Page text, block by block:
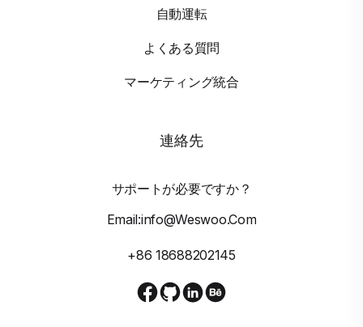
自動運転
よくある質問
マーケティング統合
連絡先
サポートが必要ですか？
Email:info@weswoo.com
+86 18688202145